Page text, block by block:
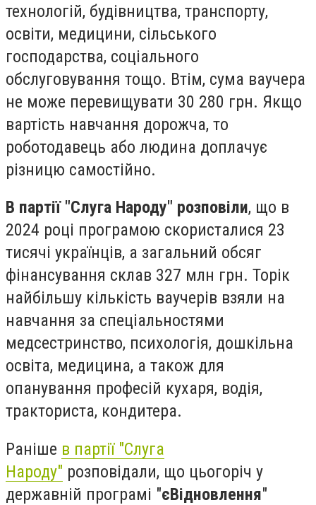
технологій, будівництва, транспорту,
освіти, медицини, сільського
господарства, соціального
обслуговування тощо. Втім, сума ваучера
не може перевищувати 30 280 грн. Якщо
вартість навчання дорожча, то
роботодавець або людина доплачує
різницю самостійно.
В партії "Слуга Народу" розповіли, що в
2024 році програмою скористалися 23
тисячі українців, а загальний обсяг
фінансування склав 327 млн грн. Торік
найбільшу кількість ваучерів взяли на
навчання за спеціальностями
медсестринство, психологія, дошкільна
освіта, медицина, а також для
опанування професій кухаря, водія,
тракториста, кондитера.
Раніше в партії "Слуга
Народу" розповідали, що цьогоріч у
державній програмі "єВідновлення"